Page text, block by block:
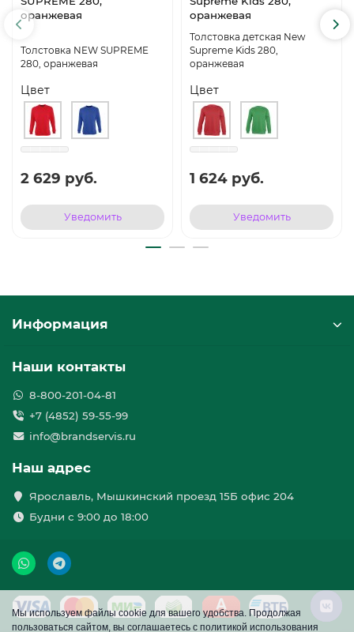
оранжевая
Толстовка NEW SUPREME
280, оранжевая
Цвет
2 629 руб.
Уведомить
оранжевая
Толстовка детская New
Supreme Kids 280,
оранжевая
Цвет
1 624 руб.
Уведомить
Мы используем файлы cookie для вашего удобства. Продолжая
пользоваться сайтом, вы соглашаетесь с политикой использования
Информация
Наши контакты
8-800-201-04-81
+7 (4852) 59-55-99
info@brandservis.ru
Наш адрес
Ярославль, Мышкинский проезд 15Б офис 204
Будни с 9:00 до 18:00